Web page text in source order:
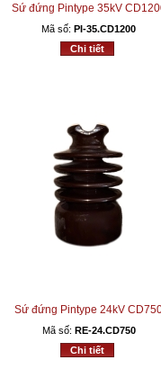
Sứ đứng Pintype 35kV
Mã số: PI-35.CD1200
Chi tiết
Sứ đứng Pintype 24kV
Mã số: RE-24.CD750
Chi tiết